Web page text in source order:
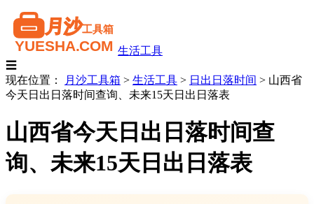
生活工具
☰
现在位置：
月沙工具箱 > 生活工具 > 日出日落时间 > 山西省
今天日出日落时间查询、未来15天日出日落表
山西省今天日出日落时间查
询、未来15天日出日落表